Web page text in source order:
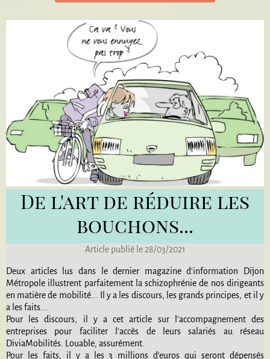
De l'art de réduire les
bouchons...
Article publié le 28/03/2021
Deux articles lus dans le dernier magazine d'information Dijon
Métropole illustrent parfaitement la schizophrénie de nos dirigeants
en matière de mobilité... Il y a les discours, les grands principes, et il y
a les faits...
Pour les discours, il y a cet article sur l'accompagnement des
entreprises pour faciliter l'accès de leurs salariés au réseau
DiviaMobilités. Louable, assurément.
Pour les faits, il y a les 3 millions d'euros qui seront dépensés